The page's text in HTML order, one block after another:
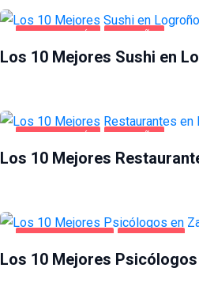
GASTRONOMÍA LOGROÑO
Los 10 Mejores Sushi en
GASTRONOMÍA LOGROÑO
Los 10 Mejores
SALUD Y BELLEZA ZARAGOZA
Los 10 Mejores